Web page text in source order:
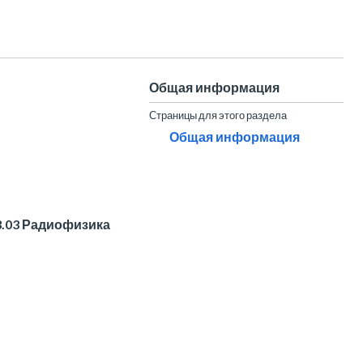
Радиофизика
Общая информация
Страницы для этого раздела
Общая информация